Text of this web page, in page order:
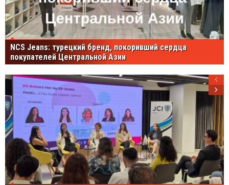
NCS Jeans: турецкий бренд, покоривший сердца
покупателей Центральной Азии